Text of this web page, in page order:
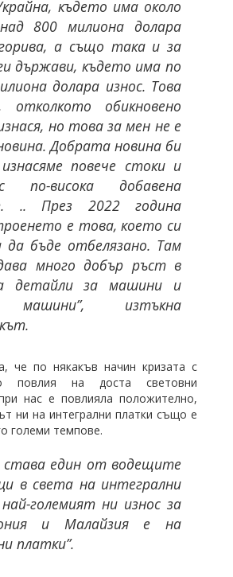
където има около
800 милиона долара
а също така и за
държави, където има по
долара износ. Това
отколкото обикновено
но това за мен не е
Добрата новина би
повече стоки и
по-висока добавена
.. През 2022 година
е това, което си
да бъде отбелязано. Там
много добър ръст в
детайли за машини и
машини”, изтъкна
че по някакъв начин кризата с
повлия на доста световни
нас е повлияла положително,
ни на интегрални платки също е
големи темпове.
става един от водещите
в света на интегрални
големият ни износ за
и Малайзия е на
платки”.